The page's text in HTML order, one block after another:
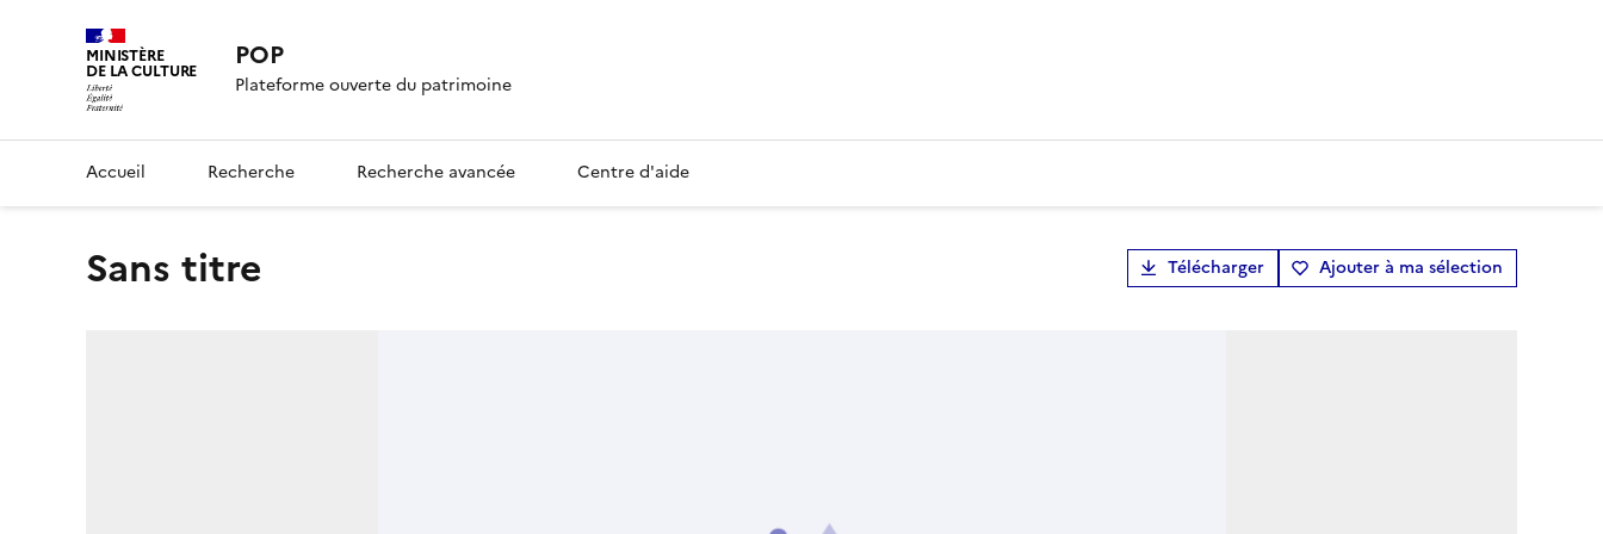
MINISTÈRE
DE LA CULTURE POP
Plateforme ouverte du patrimoine
Accueil Recherche Recherche avancée Centre d'aide
Sans titre Télécharger Ajouter à ma sélection